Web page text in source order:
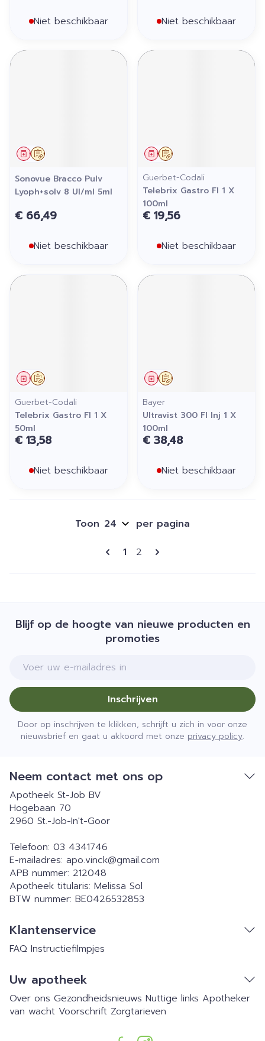
Niet beschikbaar Niet beschikbaar
Op voorschrift
Geneesmiddel
Sonovue Bracco Pulv
Lyoph+solv 8 Ul/ml 5ml
€ 66,49
Niet beschikbaar
Op voorschrift
Geneesmiddel
Guerbet-Codali
Telebrix Gastro Fl 1 X
100ml
€ 19,56
Niet beschikbaar
Op voorschrift
Geneesmiddel
Guerbet-Codali
Telebrix Gastro Fl 1 X
50ml
€ 13,58
Niet beschikbaar
Op voorschrift
Geneesmiddel
Bayer
Ultravist 300 Fl Inj 1 X
100ml
€ 38,48
Niet beschikbaar
Pagina's
U lees momenteel pagina
1 Pagina
2
Toon per pagina
Blijf op de hoogte van nieuwe producten en
promoties
E-mail adres
Inschrijven
Door op inschrijven te klikken, schrijft u zich in voor onze
nieuwsbrief en gaat u akkoord met onze privacy policy.
Neem contact met ons op
Apotheek St-Job BV
Hogebaan 70
2960 St.-Job-In't-Goor
Telefoon: 03 4341746
E-mailadres: apo.vinck@gmail.com
APB nummer: 212048
Apotheek titularis: Melissa Sol
BTW nummer: BE0426532853
Klantenservice
FAQ Instructiefilmpjes
Uw apotheek
Over ons Gezondheidsnieuws Nuttige links Apotheker
van wacht Voorschrift Zorgtarieven